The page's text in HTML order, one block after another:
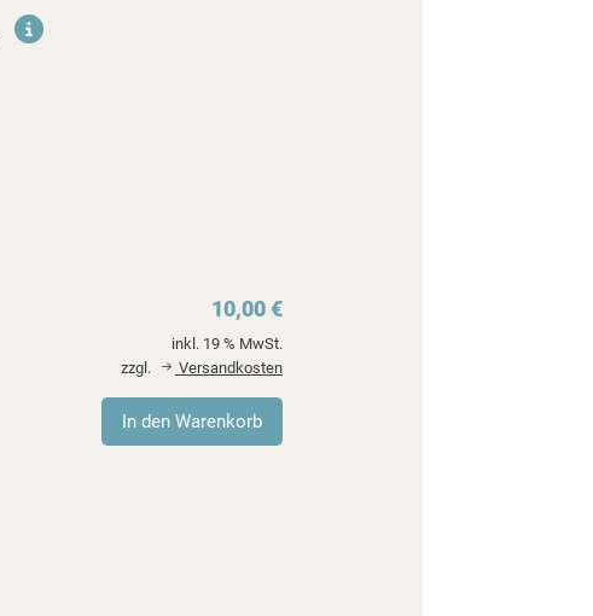
10,00 €
inkl. 19 % MwSt.
zzgl.
Versandkosten